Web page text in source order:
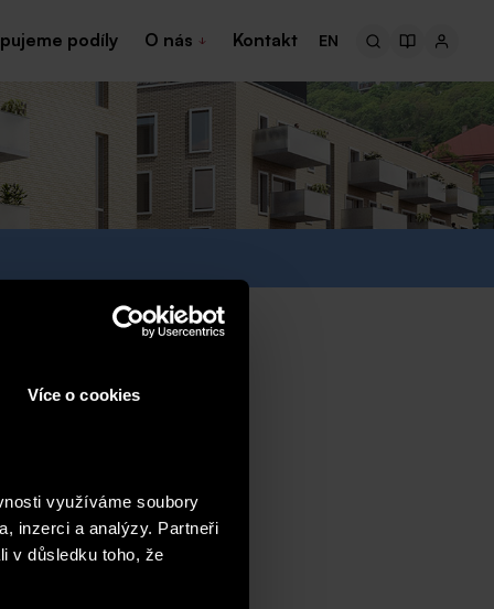
Více o cookies
využíváme soubory
inzerci a analýzy. Partneři
v důsledku toho, že
podíly O nás Kontakt EN